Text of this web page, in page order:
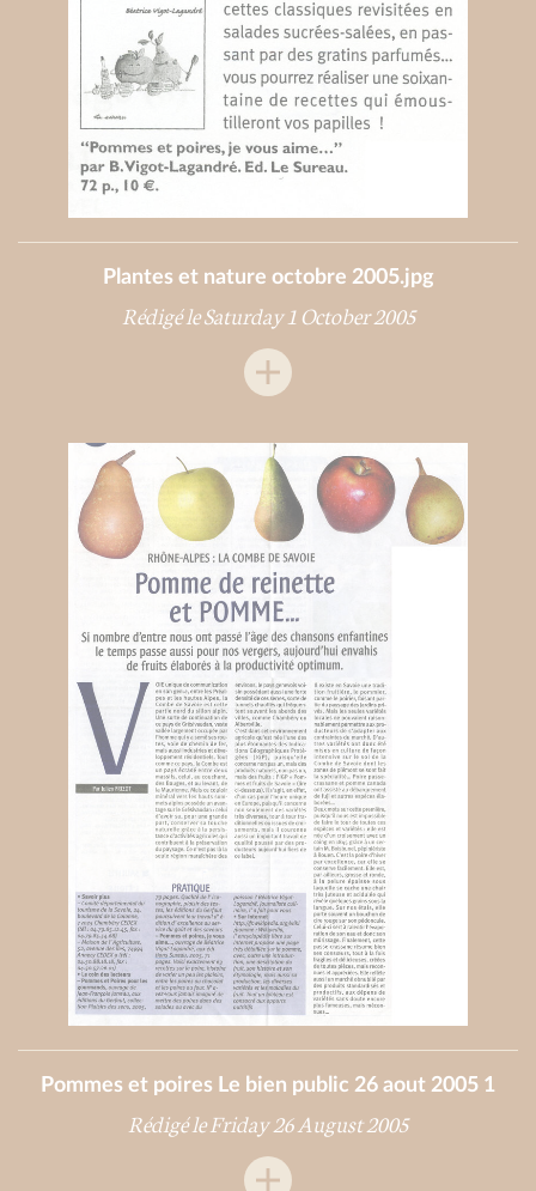
Plantes et nature octobre 2005.jpg
Rédigé le Saturday 1 October 2005
Pommes et poires Le bien public 26 aout 2005 1
Rédigé le Friday 26 August 2005